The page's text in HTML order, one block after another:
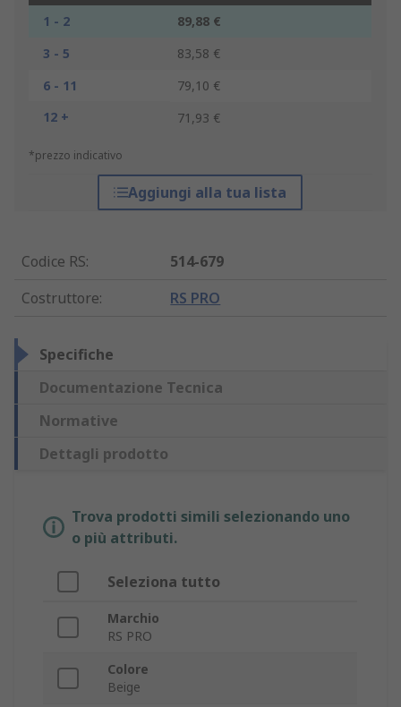
1 - 2
89,88 €
3 - 5
83,58 €
6 - 11
79,10 €
12 +
71,93 €
*prezzo indicativo
Aggiungi alla tua lista
Codice RS:
514-679
Costruttore: RS PRO
Specifiche
Documentazione Tecnica
Normative
Dettagli prodotto
Trova prodotti simili selezionando uno
o più attributi.
Seleziona tutto
Marchio
RS PRO
Colore
Beige